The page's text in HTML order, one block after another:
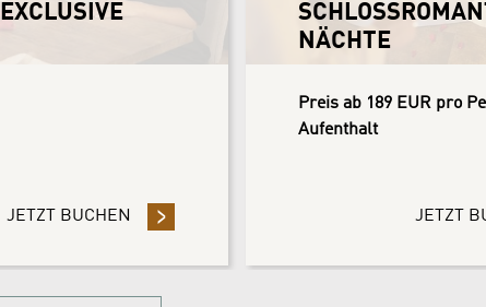
UND SPAREN SIE 10%
JETZT BUCHEN - CHATEAU EXCLUSIVE STAY
NÄCHTE
Preis ab 189 EUR pro
Aufenthalt
JETZT